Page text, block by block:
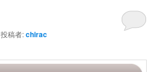
投稿者:chirac